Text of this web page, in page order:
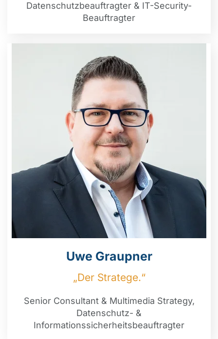
Datenschutzbeauftragter & IT-Security-
Beauftragter
Uwe Graupner
„Der Stratege.“
Senior Consultant & Multimedia Strategy,
Datenschutz- &
Informationssicherheitsbeauftragter